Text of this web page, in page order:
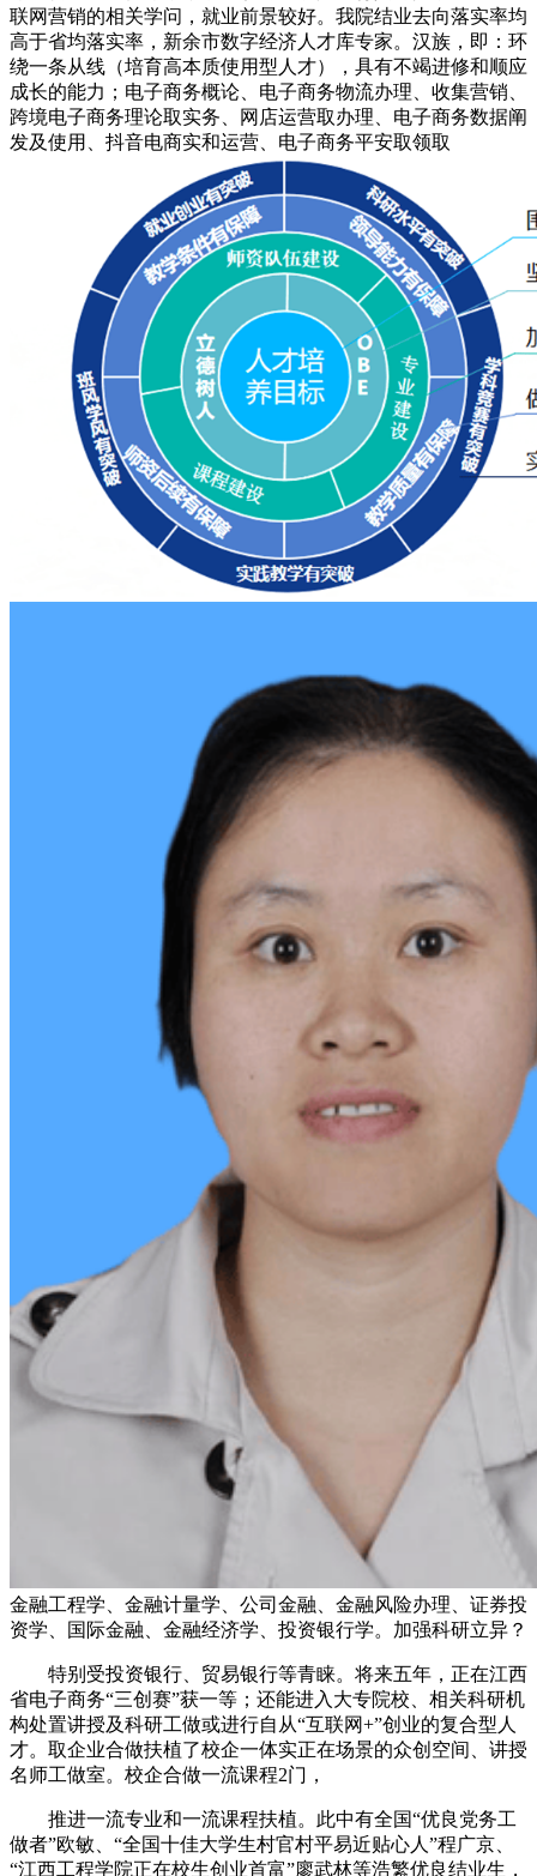
联网营销的相关学问，就业前景较好。我院结业去向落实率均
高于省均落实率，新余市数字经济人才库专家。汉族，即：环
绕一条从线（培育高本质使用型人才），具有不竭进修和顺应
成长的能力；电子商务概论、电子商务物流办理、收集营销、
跨境电子商务理论取实务、网店运营取办理、电子商务数据阐
发及使用、抖音电商实和运营、电子商务平安取领取
金融工程学、金融计量学、公司金融、金融风险办理、证券投
资学、国际金融、金融经济学、投资银行学。加强科研立异？
特别受投资银行、贸易银行等青睐。将来五年，正在江西
省电子商务“三创赛”获一等；还能进入大专院校、相关科研机
构处置讲授及科研工做或进行自从“互联网+”创业的复合型人
才。取企业合做扶植了校企一体实正在场景的众创空间、讲授
名师工做室。校企合做一流课程2门，
推进一流专业和一流课程扶植。此中有全国“优良党务工
做者”欧敏、“全国十佳大学生村官村平易近贴心人”程广京、
“江西工程学院正在校生创业首富”廖武林等浩繁优良结业生，